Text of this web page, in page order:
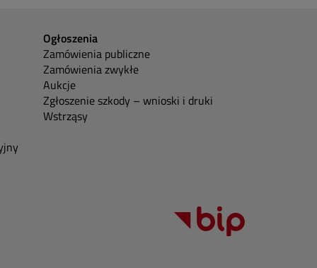
Ogłoszenia
Zamówienia publiczne
Zamówienia zwykłe
Aukcje
Zgłoszenie szkody – wnioski i druki
Wstrząsy